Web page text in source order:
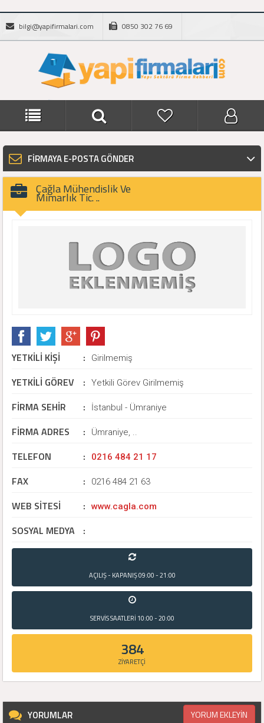
bilgi@yapifirmalari.com 0850 302 76 69
FİRMAYA E-POSTA GÖNDER
Çağla Mühendislik Ve
Mimarlık Tic. ..
YETKİLİ KİŞİ : Girilmemiş
YETKİLİ GÖREV : Yetkili Görev Girilmemiş
FİRMA SEHİR : İstanbul - Ümraniye
FİRMA ADRES : Ümraniye, ..
TELEFON : 0216 484 21 17
FAX : 0216 484 21 63
WEB SİTESİ : www.cagla.com
SOSYAL MEDYA :
AÇILIŞ - KAPANIŞ09:00 - 21:00
SERVİS SAATLERİ 10:00 - 20:00
384
ZİYARETÇİ
YORUMLAR YORUM EKLEYİN